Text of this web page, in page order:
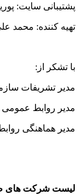
پشتیبانی سایت:
تهیه کننده: محمد
با تشکر از:
مدیر تشریفات
مدیر روابط
مدیر هماهنگی
لیست شرکت های